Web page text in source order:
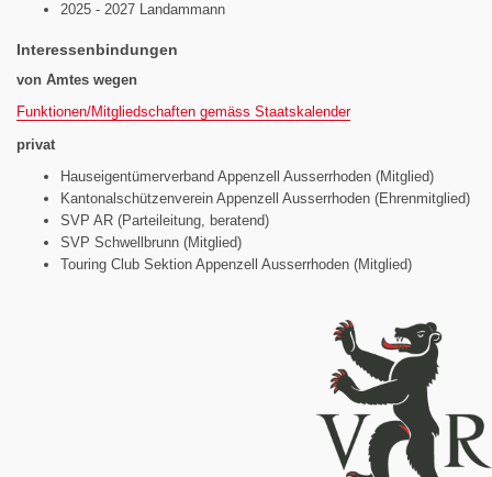
2025 - 2027 Landammann
Interessenbindungen
von Amtes wegen
Funktionen/Mitgliedschaften gemäss Staatskalender
privat
Hauseigentümerverband Appenzell Ausserrhoden (Mitglied)
Kantonalschützenverein Appenzell Ausserrhoden (Ehrenmitglied)
SVP AR (Parteileitung, beratend)
SVP Schwellbrunn (Mitglied)
Touring Club Sektion Appenzell Ausserrhoden (Mitglied)